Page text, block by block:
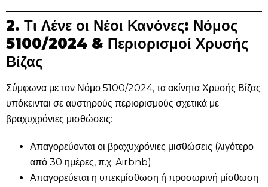
2. Τι Λένε οι Νέοι Κανόνες: Νόμος
5100/2024 & Περιορισμοί Χρυσής
Βίζας
Σύμφωνα με τον Νόμο 5100/2024, τα ακίνητα Χρυσής Βίζας
υπόκεινται σε αυστηρούς περιορισμούς σχετικά με
βραχυχρόνιες μισθώσεις:
Απαγορεύονται οι βραχυχρόνιες μισθώσεις (λιγότερο
από 30 ημέρες, π.χ. Airbnb)
Απαγορεύεται η υπεκμίσθωση ή προσωρινή μίσθωση